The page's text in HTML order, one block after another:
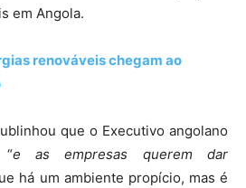
em Angola.
renováveis chegam ao
que o Executivo angolano
“e as empresas querem dar
há um ambiente propício, mas é